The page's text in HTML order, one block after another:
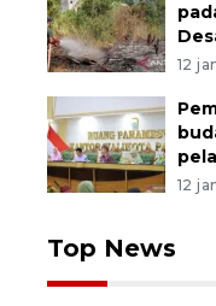
12
12
Top News